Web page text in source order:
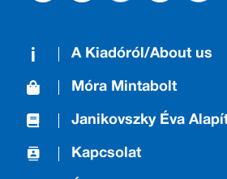
A Kiadóról/About us
Móra Mintabolt
Janikovszky Éva
Kapcsolat